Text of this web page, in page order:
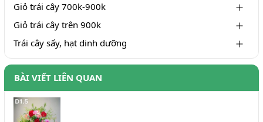
Giỏ trái cây 700k-900k
Giỏ trái cây trên 900k
Trái cây sấy, hạt dinh dưỡng
BÀI VIẾT LIÊN QUAN